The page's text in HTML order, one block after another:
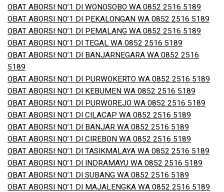
OBAT ABORSI NO’1 DI WONOSOBO WA 0852 2516 5189
OBAT ABORSI NO’1 DI PEKALONGAN WA 0852 2516 5189
OBAT ABORSI NO’1 DI PEMALANG WA 0852 2516 5189
OBAT ABORSI NO’1 DI TEGAL WA 0852 2516 5189
OBAT ABORSI NO’1 DI BANJARNEGARA WA 0852 2516
5189
OBAT ABORSI NO’1 DI PURWOKERTO WA 0852 2516 5189
OBAT ABORSI NO’1 DI KEBUMEN WA 0852 2516 5189
OBAT ABORSI NO’1 DI PURWOREJO WA 0852 2516 5189
OBAT ABORSI NO’1 DI CILACAP WA 0852 2516 5189
OBAT ABORSI NO’1 DI BANJAR WA 0852 2516 5189
OBAT ABORSI NO’1 DI CIREBON WA 0852 2516 5189
OBAT ABORSI NO’1 DI TASIKMALAYA WA 0852 2516 5189
OBAT ABORSI NO’1 DI INDRAMAYU WA 0852 2516 5189
OBAT ABORSI NO’1 DI SUBANG WA 0852 2516 5189
OBAT ABORSI NO’1 DI MAJALENGKA WA 0852 2516 5189